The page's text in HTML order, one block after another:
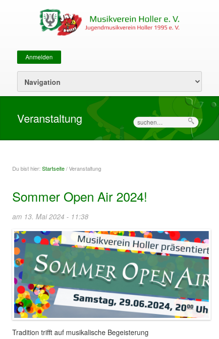
Sekundärmenü
Anmelden
Veranstaltung Suche
Du bist hier:
Sie sind hier
Startseite/ Veranstaltung
Sommer Open Air 2024!
am 13. Mai 2024 - 11:38
Tradition trifft auf musikalische Begeisterung